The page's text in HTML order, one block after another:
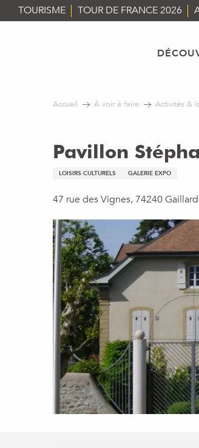
Aller
au
TOURISME TOUR DE FRANCE 2026
Accueil À voir à faire Activités &
Pavillon
LOISIRS CULTURELS GALERIE EXPO
47 rue des Vignes, 74240 Gaillard